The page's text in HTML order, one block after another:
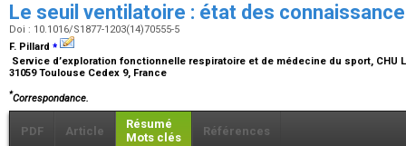
Le seuil ventilatoire : état des
Doi : 10.1016/S1877-1203(14)70555-5
F. Pillard ⁎
Service d’exploration fonctionnelle respiratoire et de médecine du sport, CHU
31059 Toulouse Cedex 9, France
*Correspondance.
PDF Article
Résumé
Mots clés
Références